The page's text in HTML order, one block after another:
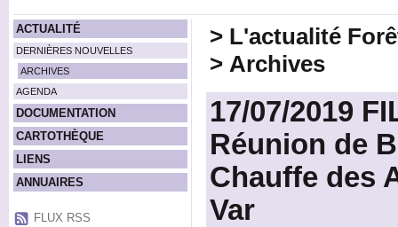
ACTUALITÉ
DERNIÈRES NOUVELLES
ARCHIVES
AGENDA
DOCUMENTATION
CARTOTHÈQUE
LIENS
ANNUAIRES
FLUX RSS
> L'actualité
> Archives
17/07/2019
Réunion de
Chauffe des
Var